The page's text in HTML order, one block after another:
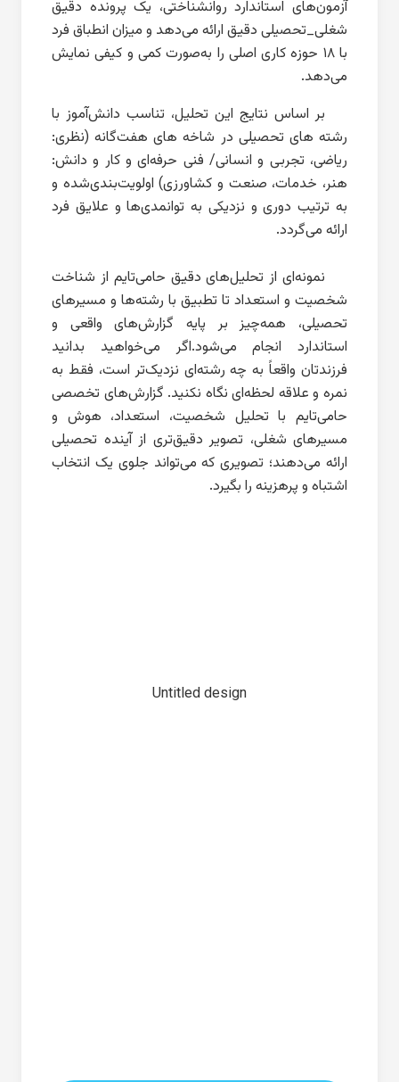
آزمون‌های استاندارد روانشناختی، یک پرونده دقیق
شغلی_تحصیلی دقیق ارائه می‌دهد و میزان انطباق فرد
با ۱۸ حوزه کاری اصلی را به‌صورت کمی و کیفی نمایش
می‌دهد.
بر اساس نتایج این تحلیل، تناسب دانش‌آموز با
رشته های تحصیلی در شاخه های هفت‌گانه (نظری:
ریاضی، تجربی و انسانی/ فنی حرفه‌ای و کار و دانش:
هنر، خدمات، صنعت و کشاورزی) اولویت‌بندی‌شده و
به ترتیب دوری و نزدیکی به توانمدی‌ها و علایق فرد
ارائه می‌گردد.
نمونه‌ای از تحلیل‌های دقیق حامی‌تایم از شناخت
شخصیت و استعداد تا تطبیق با رشته‌ها و مسیرهای
تحصیلی، همه‌چیز بر پایه گزارش‌های واقعی و
استاندارد انجام می‌شود.اگر می‌خواهید بدانید
فرزندتان واقعاً به چه رشته‌ای نزدیک‌تر است، فقط به
نمره و علاقه لحظه‌ای نگاه نکنید. گزارش‌های تخصصی
حامی‌تایم با تحلیل شخصیت، استعداد، هوش و
مسیرهای شغلی، تصویر دقیق‌تری از آینده تحصیلی
ارائه می‌دهند؛ تصویری که می‌تواند جلوی یک انتخاب
اشتباه و پرهزینه را بگیرد.
Untitled design